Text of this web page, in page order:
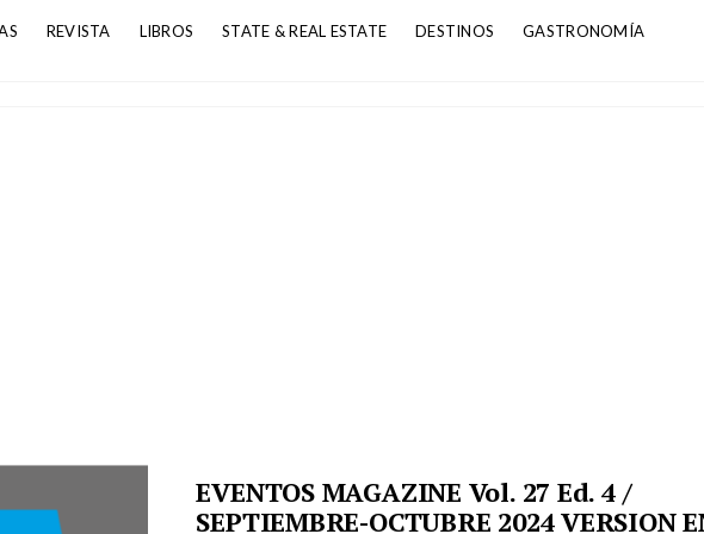
REVISTA LIBROS STATE & REAL ESTATE DESTINOS GASTRONOMÍA
EVENTOS MAGAZINE Vol. 27 Ed. 4 /
SEPTIEMBRE-OCTUBRE 2024 VERSION